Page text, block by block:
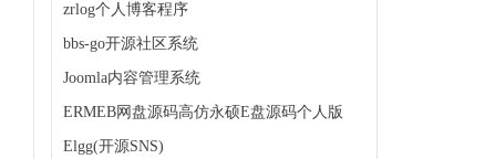
zrlog个人博客程序
bbs-go开源社区系统
Joomla内容管理系统
ERMEB网盘源码高仿永硕E盘源码个人版
Elgg(开源SNS)